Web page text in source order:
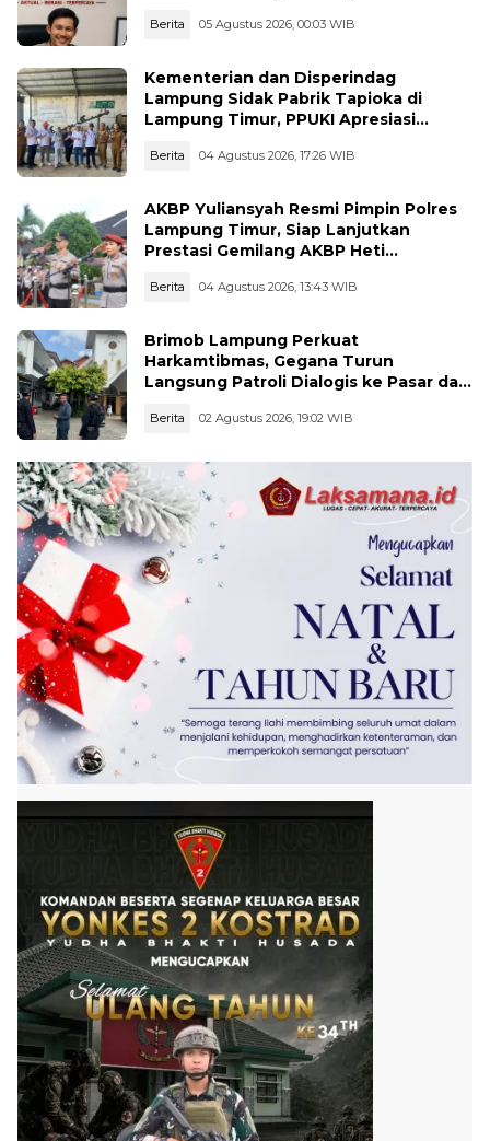
Berita 05 Agustus 2026, 00:03 WIB
Kementerian dan Disperindag
Lampung Sidak Pabrik Tapioka di
Lampung Timur, PPUKI Apresiasi
Berita 04 Agustus 2026, 17:26 WIB
AKBP Yuliansyah Resmi Pimpin Polres
Lampung Timur, Siap Lanjutkan
Prestasi Gemilang AKBP Heti
Berita 04 Agustus 2026, 13:43 WIB
Brimob Lampung Perkuat
Harkamtibmas, Gegana Turun
Langsung Patroli Dialogis ke Pasar dan
Berita 02 Agustus 2026, 19:02 WIB